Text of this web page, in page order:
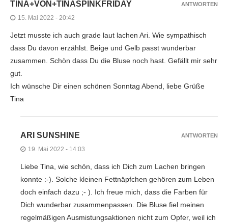
TINA+VON+TINASPINKFRIDAY
15. Mai 2022 - 20:42
Jetzt musste ich auch grade laut lachen Ari. Wie sympathisch
dass Du davon erzählst. Beige und Gelb passt wunderbar
zusammen. Schön dass Du die Bluse noch hast. Gefällt mir sehr
gut.
Ich wünsche Dir einen schönen Sonntag Abend, liebe Grüße
Tina
ANTWORTEN
ARI SUNSHINE
19. Mai 2022 - 14:03
Liebe Tina, wie schön, dass ich Dich zum Lachen bringen
konnte :-). Solche kleinen Fettnäpfchen gehören zum Leben
doch einfach dazu ;- ). Ich freue mich, dass die Farben für
Dich wunderbar zusammenpassen. Die Bluse fiel meinen
regelmäßigen Ausmistungsaktionen nicht zum Opfer, weil ich
ANTWORTEN